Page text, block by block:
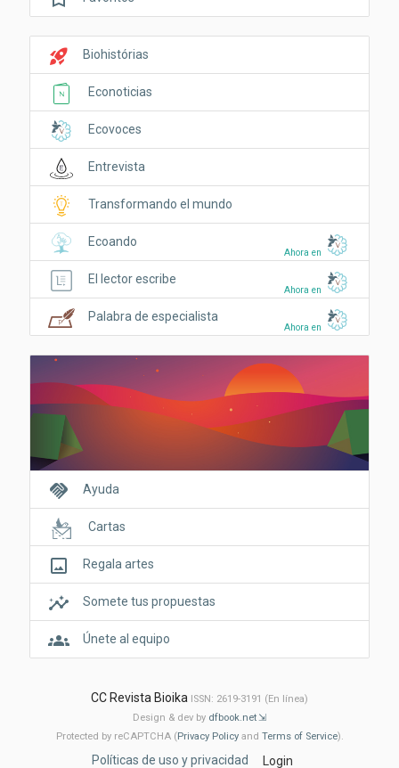
rocket_launch Biohistórias
Econoticias
Ecovoces
Entrevista
Transformando el mundo
Ahora en
Ecoando
Ahora en
El lector escribe
Ahora en
Palabra de especialista
handshake Ayuda
Cartas
crop_original Regala artes
insights Somete tus propuestas
groups Únete al equipo
CC Revista Bioika
ISSN: 2619-3191 (En línea)
Design & dev by dfbook.net
Protected by reCAPTCHA ( Privacy Policyand Terms of Service).
Políticas de uso y privacidad Login